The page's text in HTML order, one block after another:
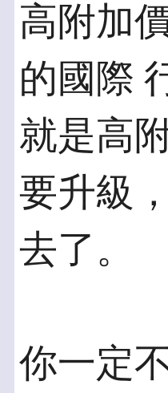
高附加
的國際
就是高
要升級
去了。
你一定